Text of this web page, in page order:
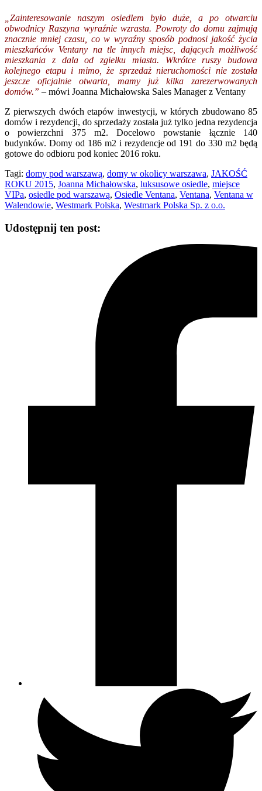
„Zainteresowanie naszym osiedlem było duże, a po otwarciu
obwodnicy Raszyna wyraźnie wzrasta. Powroty do domu zajmują
znacznie mniej czasu, co w wyraźny sposób podnosi jakość życia
mieszkańców Ventany na tle innych miejsc, dających możliwość
mieszkania z dala od zgiełku miasta. Wkrótce ruszy budowa
kolejnego etapu i mimo, że sprzedaż nieruchomości nie została
jeszcze oficjalnie otwarta, mamy już kilka zarezerwowanych
domów.” – mówi Joanna Michałowska Sales Manager z Ventany
Z pierwszych dwóch etapów inwestycji, w których zbudowano 85
domów i rezydencji, do sprzedaży została już tylko jedna rezydencja
o powierzchni 375 m2. Docelowo powstanie łącznie 140
budynków. Domy od 186 m2 i rezydencje od 191 do 330 m2 będą
gotowe do odbioru pod koniec 2016 roku.
Tagi: domy pod warszawą, domy w okolicy warszawa, JAKOŚĆ
ROKU 2015, Joanna Michałowska, luksusowe osiedle, miejsce
VIPa, osiedle pod warszawą, Osiedle Ventana, Ventana, Ventana w
Walendowie, Westmark Polska, Westmark Polska Sp. z o.o.
Udostępnij ten post: